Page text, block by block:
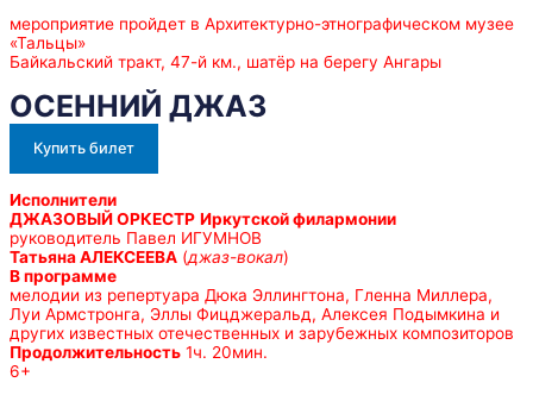
мероприятие пройдет в Архитектурно-этнографическом музее
«Тальцы»
Байкальский тракт, 47-й км., шатёр на берегу Ангары
ОСЕННИЙ ДЖАЗ
Купить билет
Исполнители
ДЖАЗОВЫЙ ОРКЕСТР Иркутской филармонии
руководитель Павел ИГУМНОВ
Татьяна АЛЕКСЕЕВА (джаз-вокал)
В программе
мелодии из репертуара Дюка Эллингтона, Гленна Миллера,
Луи Армстронга, Эллы Фицджеральд, Алексея Подымкина и
других известных отечественных и зарубежных композиторов
Продолжительность 1ч. 20мин.
6+